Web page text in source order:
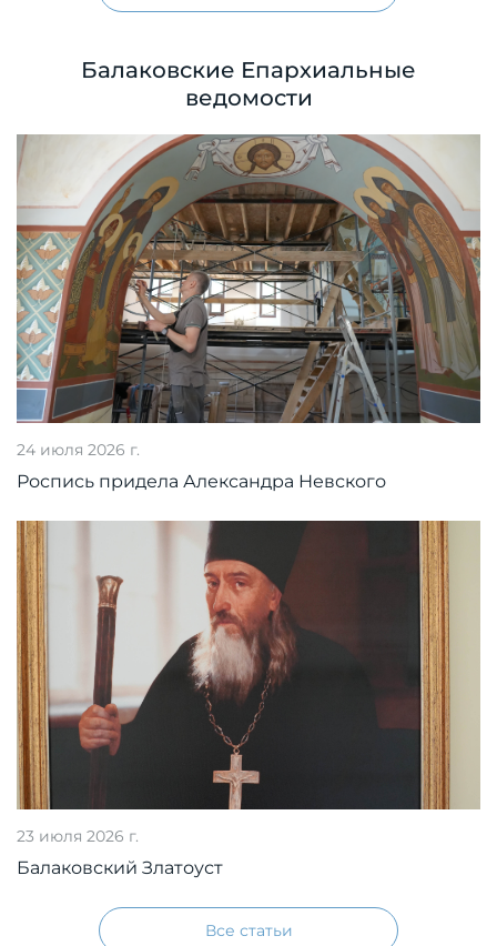
Балаковские Епархиальные
ведомости
24 июля 2026 г.
Роспись придела Александра Невского
23 июля 2026 г.
Балаковский Златоуст
Все статьи